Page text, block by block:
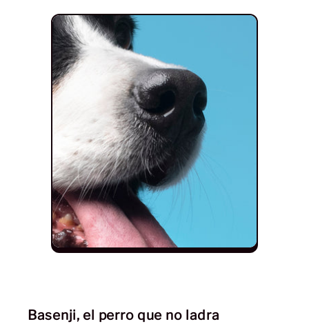
Basenji, el perro que no ladra